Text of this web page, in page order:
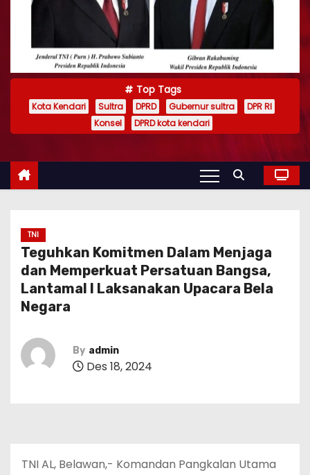
Top Tags
Kota Kendari Sultra DPRD Gubernur sultra
DPR RI
Konsel
DPRD kota kendari
TNI
Teguhkan Komitmen Dalam Menjaga
dan Memperkuat Persatuan Bangsa,
Lantamal I Laksanakan Upacara Bela
Negara
By admin
Des 18, 2024
TNI AL, Belawan,- Komandan Pangkalan Utama